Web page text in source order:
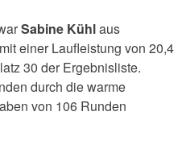
Sabine Kühlaus
einer Laufleistung von 20,4
30 der Ergebnisliste.
durch die warme
von 106 Runden